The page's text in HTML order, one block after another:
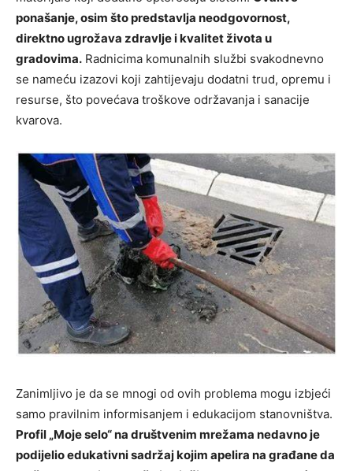
ponašanje, osim što predstavlja neodgovornost,
direktno ugrožava zdravlje i kvalitet života u
gradovima. Radnicima komunalnih službi svakodnevno
se nameću izazovi koji zahtijevaju dodatni trud, opremu i
resurse, što povećava troškove održavanja i sanacije
kvarova.
Zanimljivo je da se mnogi od ovih problema mogu izbjeći
samo pravilnim informisanjem i edukacijom stanovništva.
Profil „Moje selo“ na društvenim mrežama nedavno je
podijelio edukativni sadržaj kojim apelira na građane da